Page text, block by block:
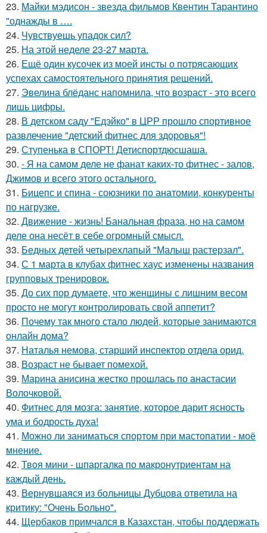
23. Майки мэдисон - звезда фильмов Квентин Тарантино
"однажды в ….
24. Чувствуешь упадок сил?
25. На этой неделе 23-27 марта.
26. Ещё один кусочек из моей инсты о потрясающих
успехах самостоятельного принятия решений.
27. Эвелина блёданс напомнила, что возраст - это всего
лишь цифры.
28. В детском саду "Едэйко" в ЦРР прошло спортивное
развлечение "детский фитнес для здоровья"!
29. Ступенька в СПОРТ! Детиспортдюсшаша.
30. - Я на самом деле не фанат каких-то фитнес - залов,
Джимов и всего этого остального.
31. Бицепс и спина - союзники по анатомии, конкуренты
по нагрузке.
32. Движение - жизнь! Банальная фраза, но на самом
деле она несёт в себе огромный смысл.
33. Бедных детей четырехлапый "Малыш растерзал".
34. С 1 марта в клубах фитнес хаус изменены названия
групповых тренировок.
35. До сих пор думаете, что женщины с лишним весом
просто не могут контролировать свой аппетит?
36. Почему так много стало людей, которые занимаются
онлайн дома?
37. Наталья немова, старший инспектор отдела орид.
38. Возраст не бывает помехой.
39. Марина анисина жестко прошлась по анастасии
Волочковой.
40. Фитнес для мозга: занятие, которое дарит ясность
ума и бодрость духа!
41. Можно ли заниматься спортом при мастопатии - моё
мнение.
42. Твоя мини - шпаргалка по макронутриентам на
каждый день.
43. Вернувшаяся из больницы Дубцова ответила на
критику: "Очень Больно".
44. Щербаков примчался в Казахстан, чтобы поддержать